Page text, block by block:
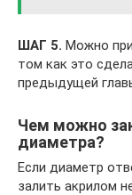
ШАГ 5. Можно
том как это
предыдущей
Чем можно
диаметра?
Если диаметр
залить акрилом